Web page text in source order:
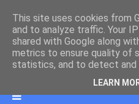
This site uses cookies from
and to analyze traffic. Your
shared with Google along
metrics to ensure quality of
statistics, and to detect and
LEARN